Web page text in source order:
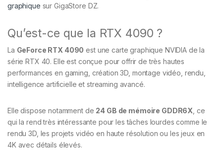
graphique sur GigaStore DZ.
Qu’est-ce que la RTX 4090 ?
La GeForce RTX 4090 est une carte graphique NVIDIA de la
série RTX 40. Elle est conçue pour offrir de très hautes
performances en gaming, création 3D, montage vidéo, rendu,
intelligence artificielle et streaming avancé.
Elle dispose notamment de 24 GB de mémoire GDDR6X, ce
qui la rend très intéressante pour les tâches lourdes comme le
rendu 3D, les projets vidéo en haute résolution ou les jeux en
4K avec détails élevés.